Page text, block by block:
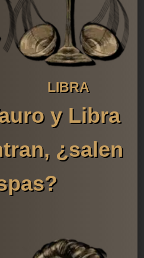
LIBRA
y Libra
¿salen